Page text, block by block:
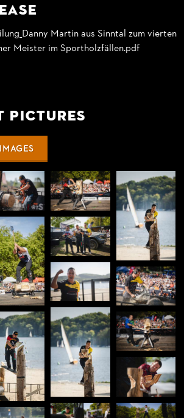
Danny Martin aus Sinntal zum vierten
Meister im Sportholzfällen.pdf
PICTURES